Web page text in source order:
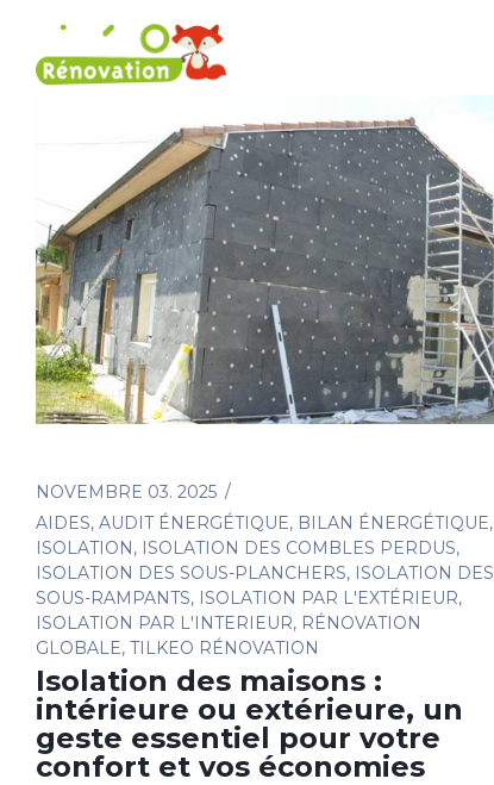
NOVEMBRE 03. 2025
AIDES, AUDIT ÉNERGÉTIQUE, BILAN ÉNERGÉTIQUE,
ISOLATION, ISOLATION DES COMBLES PERDUS,
ISOLATION DES SOUS-PLANCHERS, ISOLATION DES
SOUS-RAMPANTS, ISOLATION PAR L'EXTÉRIEUR,
ISOLATION PAR L'INTERIEUR, RÉNOVATION
GLOBALE, TILKEO RÉNOVATION
Isolation des maisons :
intérieure ou extérieure, un
geste essentiel pour votre
confort et vos économies